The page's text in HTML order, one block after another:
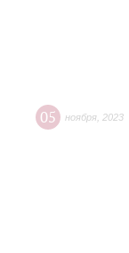
05 ноября 2023